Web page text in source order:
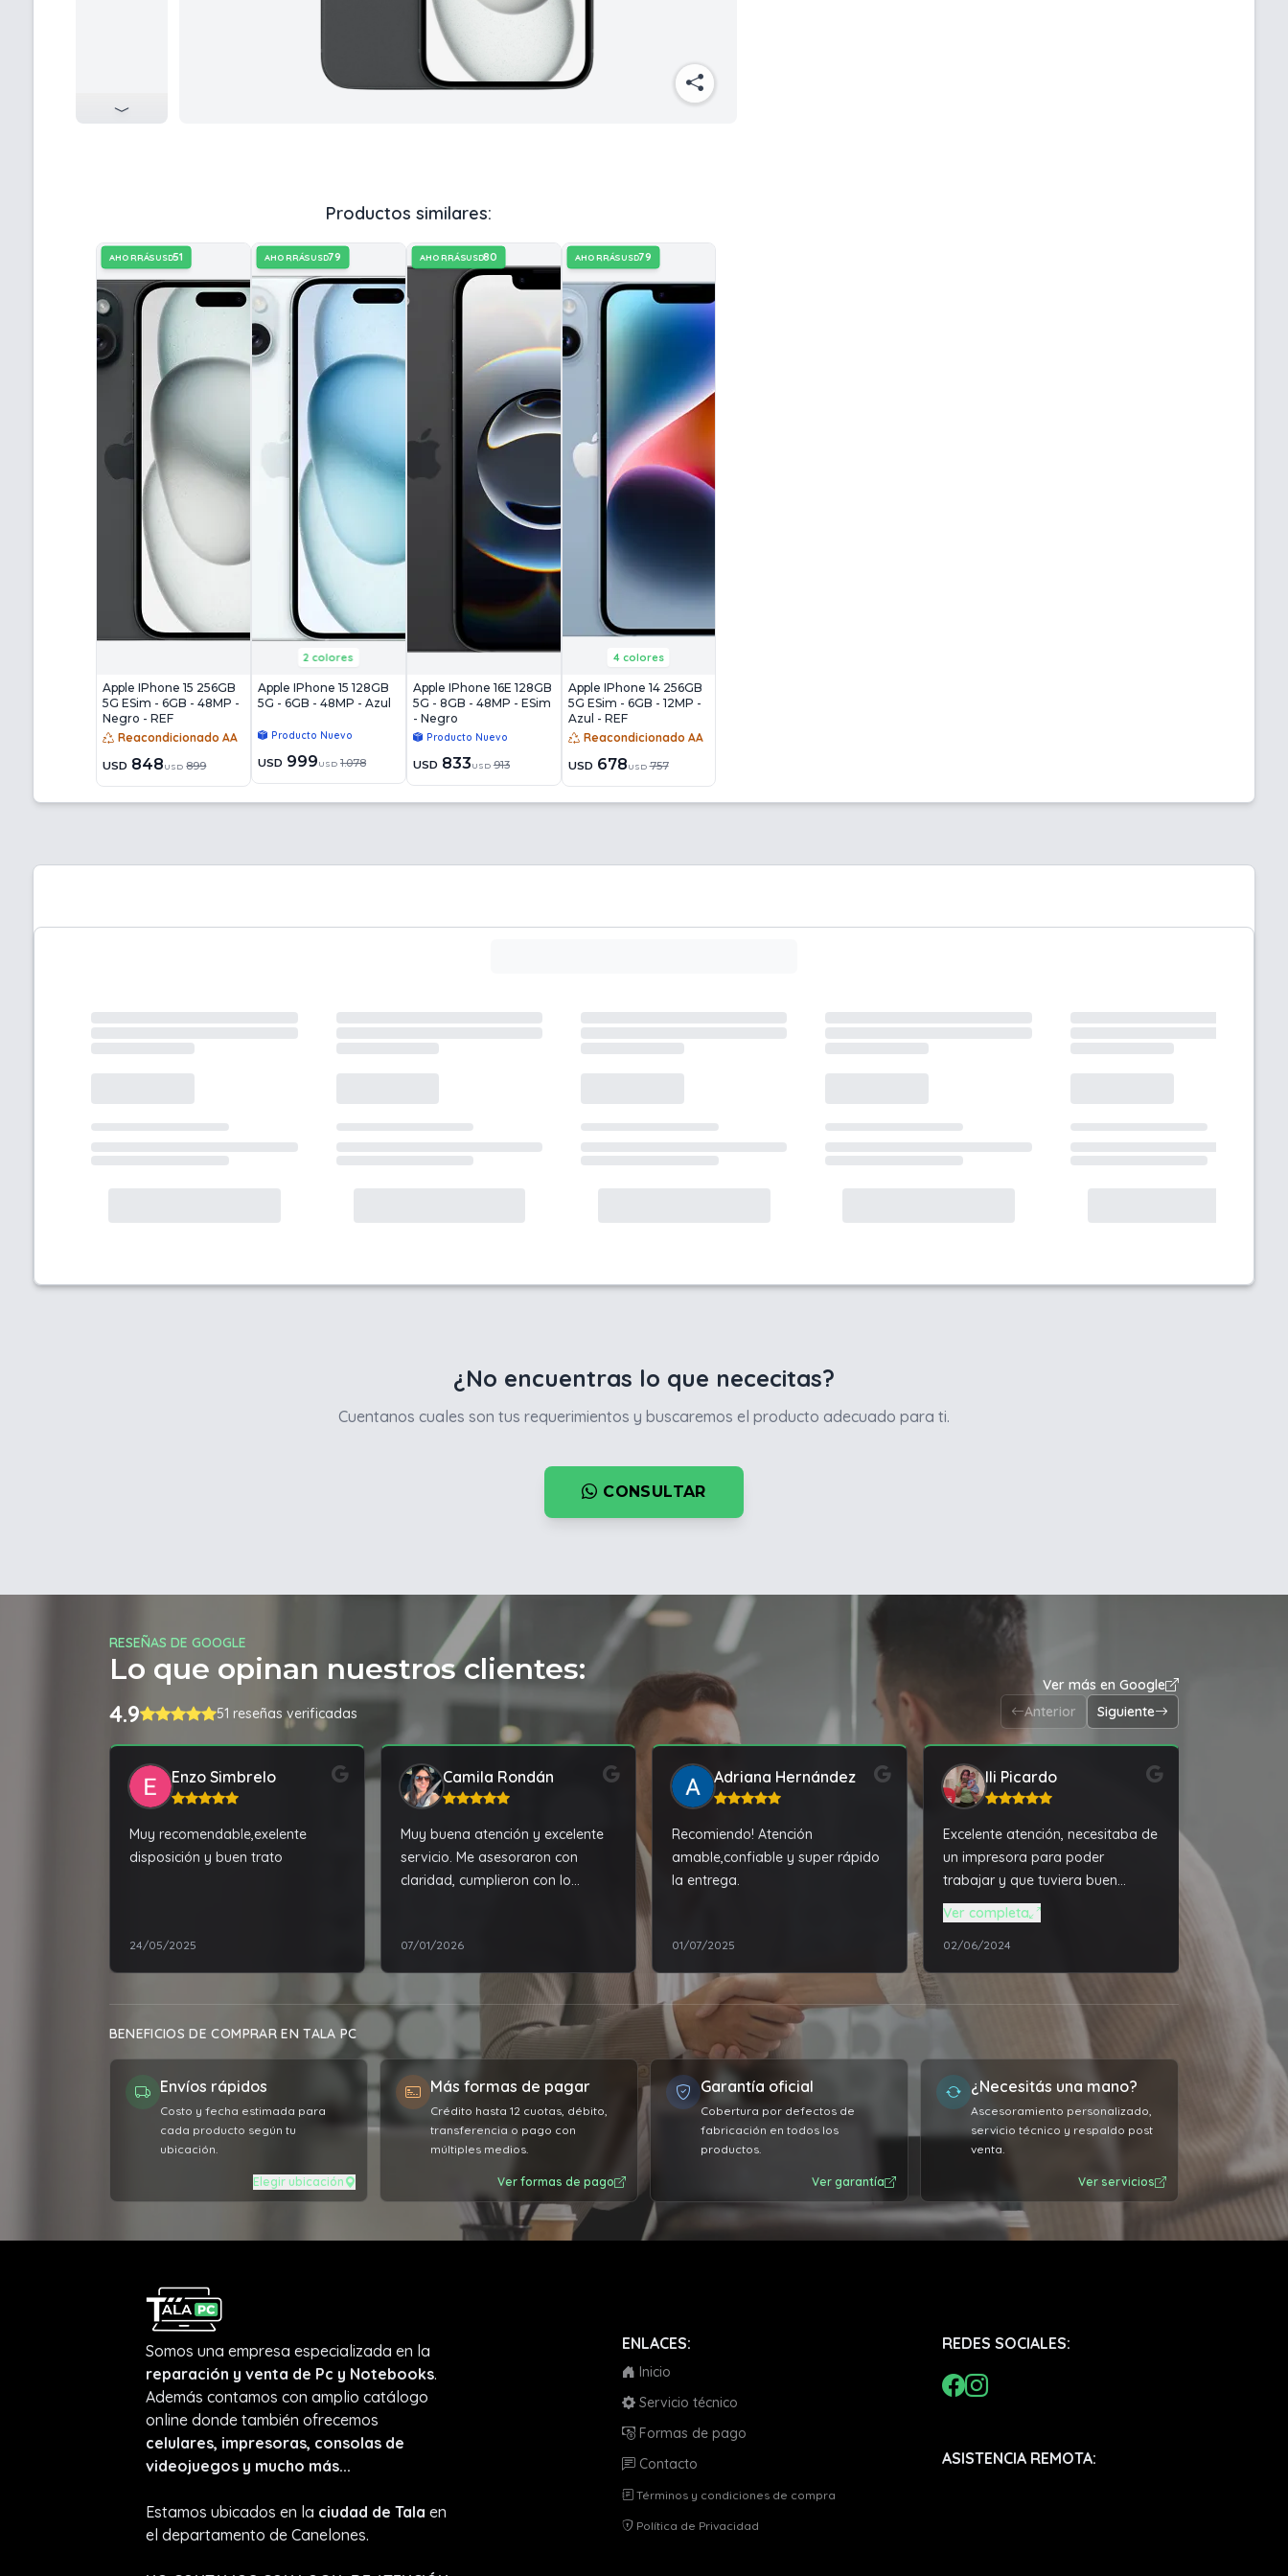
Productos similares:
AHORRÁSUSD51
Apple IPhone 15 256GB
5G ESim - 6GB - 48MP -
Negro - REF
Reacondicionado AA
USD 848 USD 899
AHORRÁSUSD79
2 colores
Apple IPhone 15 128GB
5G - 6GB - 48MP - Azul
Producto Nuevo
USD 999 USD 1.078
AHORRÁSUSD80
Apple IPhone 16E 128GB
5G - 8GB - 48MP - ESim
- Negro
Producto Nuevo
USD 833 USD 913
AHORRÁSUSD79
4 colores
Apple IPhone 14 256GB
5G ESim - 6GB - 12MP -
Azul - REF
Reacondicionado AA
USD 678 USD 757
¿No encuentras lo que nececitas?
Cuentanos cuales son tus requerimientos y buscaremos el producto adecuado para ti.
CONSULTAR
RESEÑAS DE GOOGLE
Lo que opinan nuestros clientes:
4.9 51 reseñas verificadas
Ver más en Google
Anterior
Siguiente
Enzo Simbrelo
Muy recomendable,exelente
disposición y buen trato
24/05/2025
Camila Rondán
Muy buena atención y excelente
servicio. Me asesoraron con
claridad, cumplieron con lo
Totalmente recomendable.
07/01/2026
Adriana Hernández
Recomiendo! Atención
amable,confiable y super rápido
la entrega.
01/07/2025
Ili Picardo
Excelente atención, necesitaba de
un impresora para poder
trabajar y que tuviera buen
funcionamiento, Tala PC me dio
la mejor solución a un precio
super accesible. Además de
solucionarme todos los
problemas técnico de mi
computadora que ya tiene varios
servicio.
Ver completa
02/06/2024
todo
01/06/2023
BENEFICIOS DE COMPRAR EN TALA PC
Envíos rápidos
Costo y fecha estimada para
cada producto según tu
ubicación.
Elegir ubicación
Más formas de pagar
Crédito hasta 12 cuotas, débito,
transferencia o pago con
múltiples medios.
Ver formas de pago
Garantía oficial
Cobertura por defectos de
fabricación en todos los
productos.
Ver garantía
¿Necesitás una mano?
Ascesoramiento personalizado,
servicio técnico y respaldo post
venta.
Ver servicios
Somos una empresa especializada en la
reparación y venta de Pc y Notebooks.
Además contamos con amplio catálogo
online donde también ofrecemos
celulares, impresoras, consolas de
videojuegos y mucho más...
Estamos ubicados en la ciudad de Tala en
el departamento de Canelones.
ENLACES:
Inicio
Servicio técnico
Formas de pago
Contacto
Términos y condiciones de compra
Política de Privacidad
REDES SOCIALES:
ASISTENCIA REMOTA: